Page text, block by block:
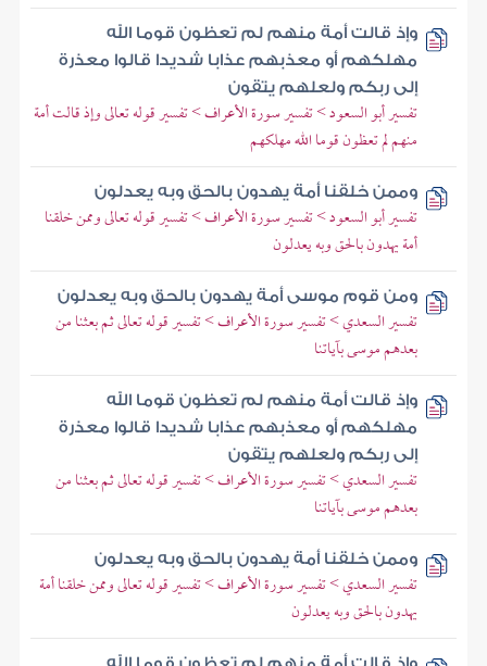
وإذ قالت أمة منهم لم تعظون قوما الله
مهلكهم أو معذبهم عذابا شديدا قالوا معذرة
إلى ربكم ولعلهم يتقون
تفسير أبو السعود > تفسير سورة الأعراف > تفسير قوله تعالى وإذ قالت أمة
منهم لم تعظون قوما الله مهلكهم
وممن خلقنا أمة يهدون بالحق وبه يعدلون
تفسير أبو السعود > تفسير سورة الأعراف > تفسير قوله تعالى وممن خلقنا
أمة يهدون بالحق وبه يعدلون
ومن قوم موسى أمة يهدون بالحق وبه يعدلون
تفسير السعدي > تفسير سورة الأعراف > تفسير قوله تعالى ثم بعثنا من
بعدهم موسى بآياتنا
وإذ قالت أمة منهم لم تعظون قوما الله
مهلكهم أو معذبهم عذابا شديدا قالوا معذرة
إلى ربكم ولعلهم يتقون
تفسير السعدي > تفسير سورة الأعراف > تفسير قوله تعالى ثم بعثنا من
بعدهم موسى بآياتنا
وممن خلقنا أمة يهدون بالحق وبه يعدلون
تفسير السعدي > تفسير سورة الأعراف > تفسير قوله تعالى وممن خلقنا أمة
يهدون بالحق وبه يعدلون